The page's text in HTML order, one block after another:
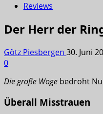
Reviews
Der Herr der
Götz Piesbergen 30. Juni
0
Die große Woge bedroht
Überall Misstrauen